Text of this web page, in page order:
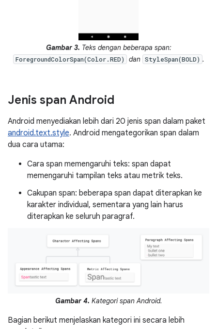
Gambar 3. Teks dengan beberapa span:
ForegroundColorSpan(Color.RED) dan StyleSpan(BOLD) .
Jenis span Android
Android menyediakan lebih dari 20 jenis span dalam paket
android.text.style. Android mengategorikan span dalam
dua cara utama:
Cara span memengaruhi teks: span dapat
memengaruhi tampilan teks atau metrik teks.
Cakupan span: beberapa span dapat diterapkan ke
karakter individual, sementara yang lain harus
diterapkan ke seluruh paragraf.
Gambar 4. Kategori span Android.
Bagian berikut menjelaskan kategori ini secara lebih